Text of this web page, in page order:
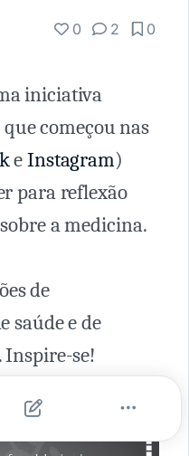
0 2 0
iniciativa
que começou nas
eInstagram)
para reflexão
a medicina.
de
saúde e de
Inspire-se!